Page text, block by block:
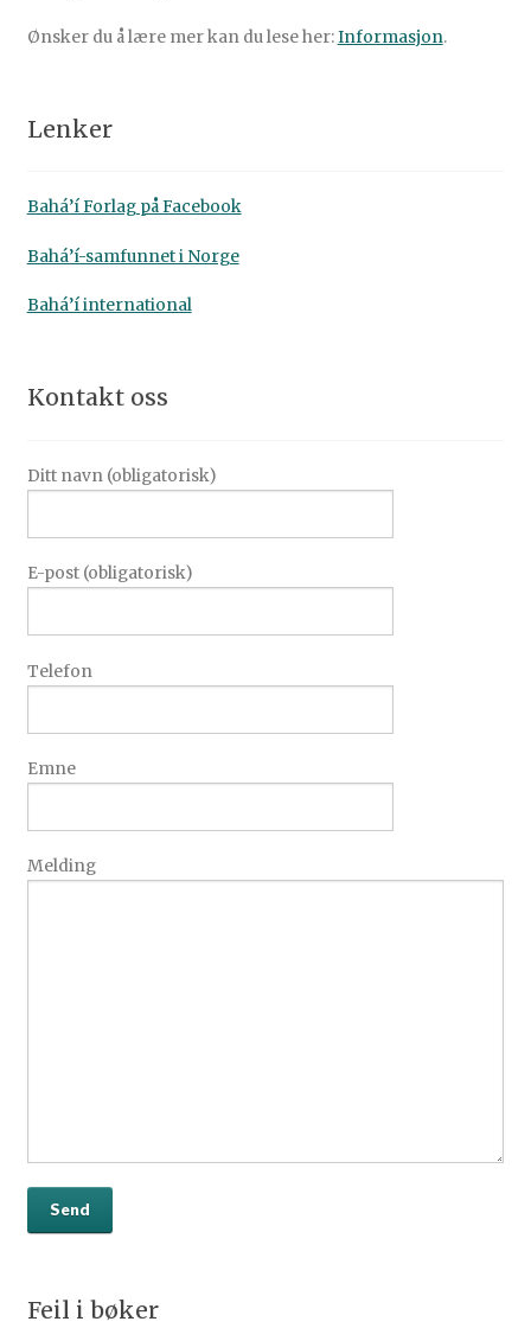
Ønsker du å lære mer kan du lese her:Informasjon.
Lenker
Bahá’í Forlag på Facebook
Bahá’í-samfunnet i Norge
Bahá’í international
Kontakt oss
Ditt navn (obligatorisk)
E-post (obligatorisk)
Telefon
Emne
Melding
Feil i bøker